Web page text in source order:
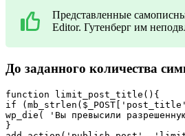
Представленные
Editor. Гутенберг им
До заданного количества
function limit_post_title(){
if
wp_die( 'Вы превысили
}